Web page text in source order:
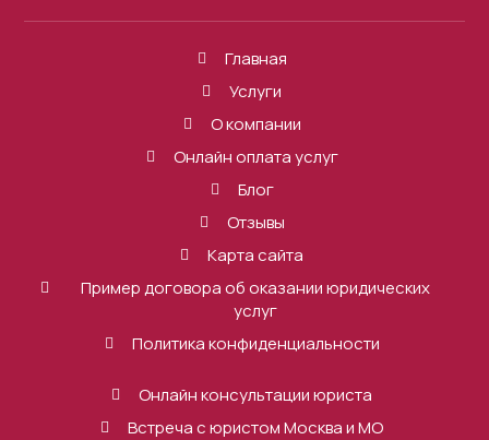
Главная
Услуги
О компании
Онлайн оплата услуг
Блог
Отзывы
Карта сайта
Пример договора об оказании юридических
услуг
Политика конфиденциальности
Онлайн консультации юриста
Встреча с юристом Москва и МО